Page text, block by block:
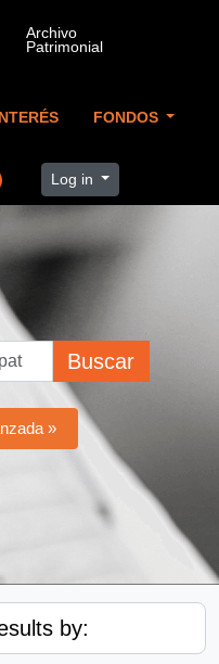
FONDOS
Log in
Buscar
»
by: